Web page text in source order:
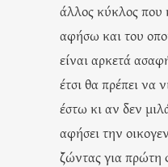
άλλος κύκλος που
αφήσω και του
είναι αρκετά
έτσι θα πρέπει να
έστω κι αν δεν
αφήσει την
ζώντας για πρώτη